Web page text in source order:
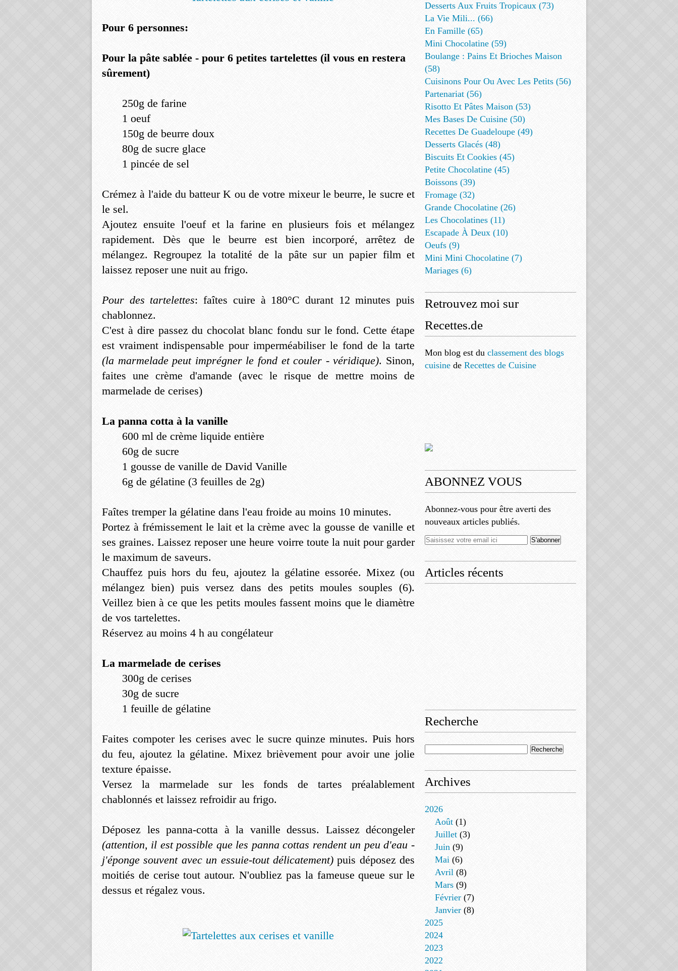
Pour 6 personnes:
Pour la pâte sablée - pour 6 petites tartelettes (il vous en restera
sûrement)
250g de farine
1 oeuf
150g de beurre doux
80g de sucre glace
1 pincée de sel
Crémez à l'aide du batteur K ou de votre mixeur le beurre, le sucre et
le sel.
Ajoutez ensuite l'oeuf et la farine en plusieurs fois et mélangez
rapidement. Dès que le beurre est bien incorporé, arrêtez de
mélangez. Regroupez la totalité de la pâte sur un papier film et
laissez reposer une nuit au frigo.
Pour des tartelettes: faîtes cuire à 180°C durant 12 minutes puis
chablonnez.
C'est à dire passez du chocolat blanc fondu sur le fond. Cette étape
est vraiment indispensable pour imperméabiliser le fond de la tarte
(la marmelade peut imprégner le fond et couler - véridique). Sinon,
faites une crème d'amande (avec le risque de mettre moins de
marmelade de cerises)
La panna cotta à la vanille
600 ml de crème liquide entière
60g de sucre
1 gousse de vanille de David Vanille
6g de gélatine (3 feuilles de 2g)
Faîtes tremper la gélatine dans l'eau froide au moins 10 minutes.
Portez à frémissement le lait et la crème avec la gousse de vanille et
ses graines. Laissez reposer une heure voirre toute la nuit pour garder
le maximum de saveurs.
Chauffez puis hors du feu, ajoutez la gélatine essorée. Mixez (ou
mélangez bien) puis versez dans des petits moules souples (6).
Veillez bien à ce que les petits moules fassent moins que le diamètre
de vos tartelettes.
Réservez au moins 4 h au congélateur
La marmelade de cerises
300g de cerises
30g de sucre
1 feuille de gélatine
Faites compoter les cerises avec le sucre quinze minutes. Puis hors
du feu, ajoutez la gélatine. Mixez brièvement pour avoir une jolie
texture épaisse.
Versez la marmelade sur les fonds de tartes préalablement
chablonnés et laissez refroidir au frigo.
Déposez les panna-cotta à la vanille dessus. Laissez décongeler
(attention, il est possible que les panna cottas rendent un peu d'eau -
j'éponge souvent avec un essuie-tout délicatement)puis déposez des
moitiés de cerise tout autour. N'oubliez pas la fameuse queue sur le
dessus et régalez vous.
Desserts Aux Fruits Tropicaux (73)
La Vie Mili... (66)
En Famille (65)
Mini Chocolatine (59)
Boulange : Pains Et Brioches Maison
(58)
Cuisinons Pour Ou Avec Les Petits (56)
Partenariat (56)
Risotto Et Pâtes Maison (53)
Mes Bases De Cuisine (50)
Recettes De Guadeloupe (49)
Desserts Glacés (48)
Biscuits Et Cookies (45)
Petite Chocolatine (45)
Boissons (39)
Fromage (32)
Grande Chocolatine (26)
Les Chocolatines (11)
Escapade À Deux (10)
Oeufs (9)
Mini Mini Chocolatine (7)
Mariages (6)
Retrouvez moi sur
Recettes.de
Mon blog est du classement des blogs
cuisine de Recettes de Cuisine
ABONNEZ VOUS
Abonnez-vous pour être averti des
nouveaux articles publiés.
Articles récents
Recherche
Archives
2026
Août (1)
Juillet (3)
Juin (9)
Mai (6)
Avril (8)
Mars (9)
Février (7)
Janvier (8)
2025
2024
2023
2022